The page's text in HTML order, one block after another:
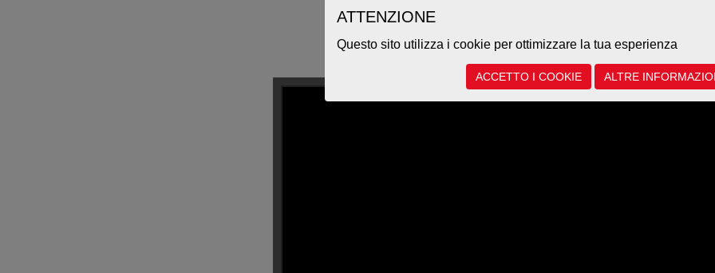
Video des Systemtests in den Laboren SUPSI
ATTENZIONE
Questo sito utilizza i cookie per ottimizzare la tua esperienza
ACCETTO I COOKIE ALTRE